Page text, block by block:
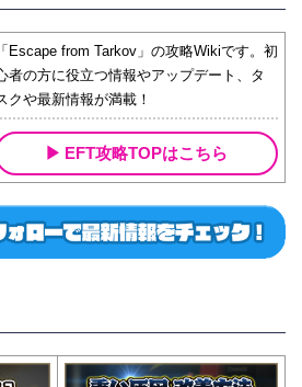
「Escape from Tarkov」の攻略Wikiです。初
者の方に役立つ情報やアップデート、タ
クや最新情報が満載！
EFT攻略TOPはこちら